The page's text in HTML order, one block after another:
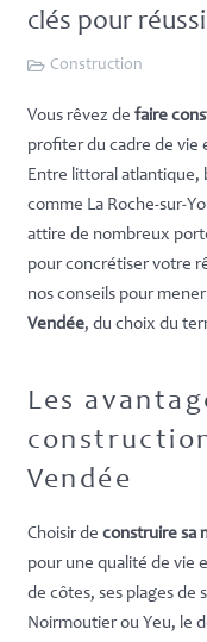
clés pour
Construction
Vous rêvez de faire
profiter du cadre de vie
Entre littoral atlantique,
comme La Roche-sur-
attire de nombreux
pour concrétiser votre
nos conseils pour
Vendée, du choix du
Les
Vendée
Choisir de construire sa
pour une qualité de vie
de côtes, ses plages de
Noirmoutier ou Yeu, le